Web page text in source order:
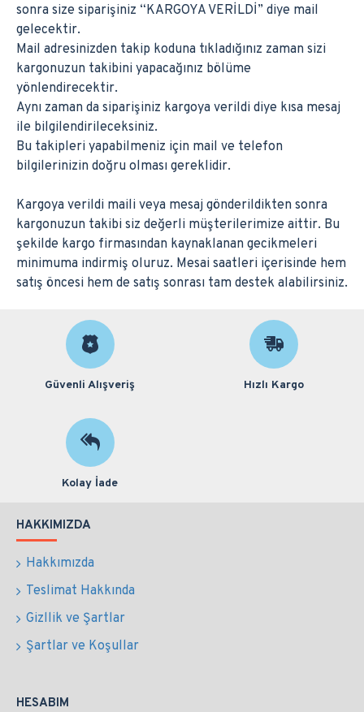
sonra size siparişiniz “KARGOYA VERİLDİ” diye mail
gelecektir.
Mail adresinizden takip koduna tıkladığınız zaman sizi
kargonuzun takibini yapacağınız bölüme
yönlendirecektir.
Aynı zaman da siparişiniz kargoya verildi diye kısa mesaj
ile bilgilendirileceksiniz.
Bu takipleri yapabilmeniz için mail ve telefon
bilgilerinizin doğru olması gereklidir.
Kargoya verildi maili veya mesaj gönderildikten sonra
kargonuzun takibi siz değerli müşterilerimize aittir. Bu
şekilde kargo firmasından kaynaklanan gecikmeleri
minimuma indirmiş oluruz. Mesai saatleri içerisinde hem
satış öncesi hem de satış sonrası tam destek alabilirsiniz.
Güvenli Alışveriş Hızlı Kargo
Kolay İade
HAKKIMIZDA
Hakkımızda
Teslimat Hakkında
Gizllik ve Şartlar
Şartlar ve Koşullar
HESABIM